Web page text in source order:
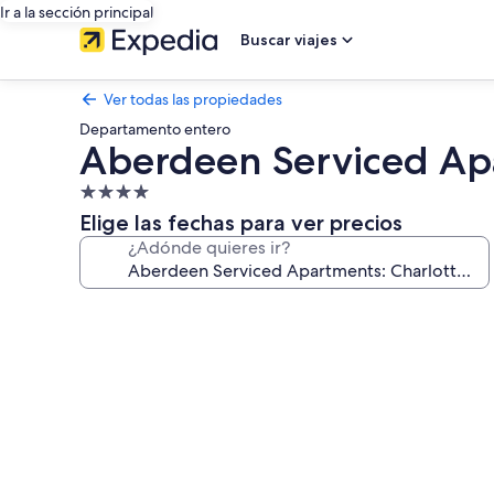
Ir a la sección principal
Buscar viajes
Ver todas las propiedades
Departamento entero
Aberdeen Serviced
Propiedad
de
4.0
estrellas
Elige las fechas para ver precios
¿Adónde quieres ir?